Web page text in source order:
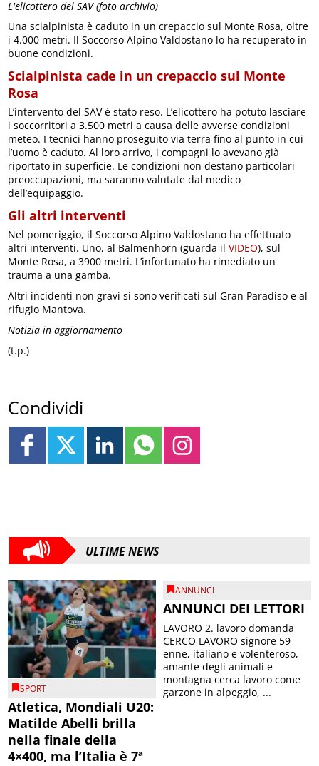
L'elicottero del SAV (foto archivio)
Una scialpinista è caduto in un crepaccio sul Monte Rosa, oltre
i 4.000 metri. Il Soccorso Alpino Valdostano lo ha recuperato in
buone condizioni.
Scialpinista cade in un crepaccio sul Monte
Rosa
L’intervento del SAV è stato reso. L’elicottero ha potuto lasciare
i soccorritori a 3.500 metri a causa delle avverse condizioni
meteo. I tecnici hanno proseguito via terra fino al punto in cui
l’uomo è caduto. Al loro arrivo, i compagni lo avevano già
riportato in superficie. Le condizioni non destano particolari
preoccupazioni, ma saranno valutate dal medico
dell’equipaggio.
Gli altri interventi
Nel pomeriggio, il Soccorso Alpino Valdostano ha effettuato
altri interventi. Uno, al Balmenhorn (guarda ilVIDEO), sul
Monte Rosa, a 3900 metri. L’infortunato ha rimediato un
trauma a una gamba.
Altri incidenti non gravi si sono verificati sul Gran Paradiso e al
rifugio Mantova.
Notizia in aggiornamento
(t.p.)
Condividi
ULTIME NEWS
SPORT
Atletica, Mondiali U20:
Matilde Abelli brilla
nella finale della
4×400, ma l’Italia è 7ª
ANNUNCI
ANNUNCI DEI LETTORI
LAVORO 2. lavoro domanda
CERCO LAVORO signore 59
enne, italiano e volenteroso,
amante degli animali e
montagna cerca lavoro come
garzone in alpeggio, ...